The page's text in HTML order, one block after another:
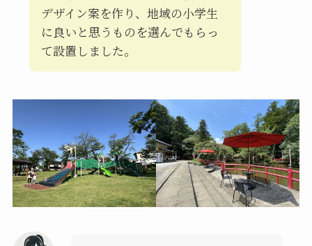
デザイン案を作り、地域の小学生
に良いと思うものを選んでもらっ
て設置しました。